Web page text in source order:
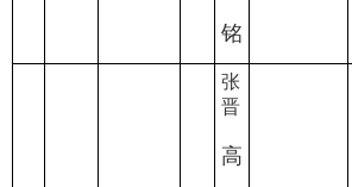
铭
张
晋
高